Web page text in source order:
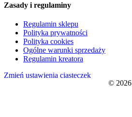
Zasady i regulaminy
Regulamin sklepu
Polityka prywatności
Polityka cookies
Ogólne warunki sprzedaży
Regulamin kreatora
Zmień ustawienia ciasteczek
© 2026